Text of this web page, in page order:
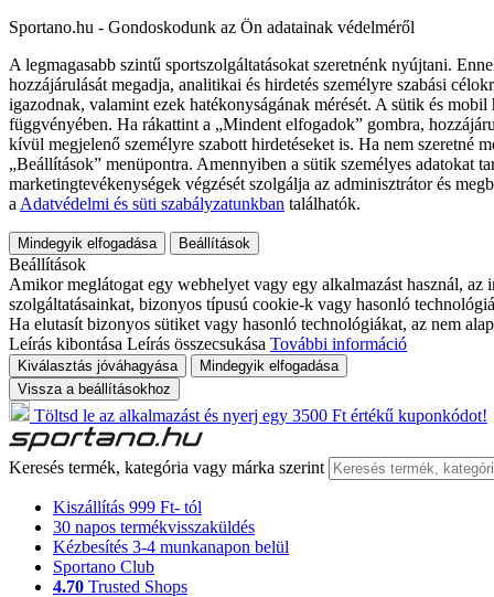
Sportano.hu - Gondoskodunk az Ön adatainak védelméről
A legmagasabb szintű sportszolgáltatásokat szeretnénk nyújtani.
hozzájárulását megadja, analitikai és hirdetés személyre szabási
igazodnak, valamint ezek hatékonyságának mérését. A sütik és
függvényében. Ha rákattint a „Mindent elfogadok” gombra,
kívül megjelenő személyre szabott hirdetéseket is. Ha nem szeretné
„Beállítások” menüpontra. Amennyiben a sütik személyes adatokat
marketingtevékenységek végzését szolgálja az adminisztrátor és
a Adatvédelmi és süti szabályzatunkban találhatók.
Mindegyik elfogadása Beállítások
Beállítások
Amikor meglátogat egy webhelyet vagy egy alkalmazást használ,
szolgáltatásainkat, bizonyos típusú cookie-k vagy hasonló
Ha elutasít bizonyos sütiket vagy hasonló technológiákat, az nem
Leírás kibontása Leírás összecsukása További információ
Kiválasztás jóváhagyása
Mindegyik elfogadása
Vissza a beállításokhoz
Töltsd le az alkalmazást és nyerj egy 3500 Ft értékű kuponkódot!
Keresés termék, kategória vagy márka szerint
Kiszállítás 999 Ft- tól
30 napos termékvisszaküldés
Kézbesítés 3-4 munkanapon belül
Sportano Club
4.70 Trusted Shops